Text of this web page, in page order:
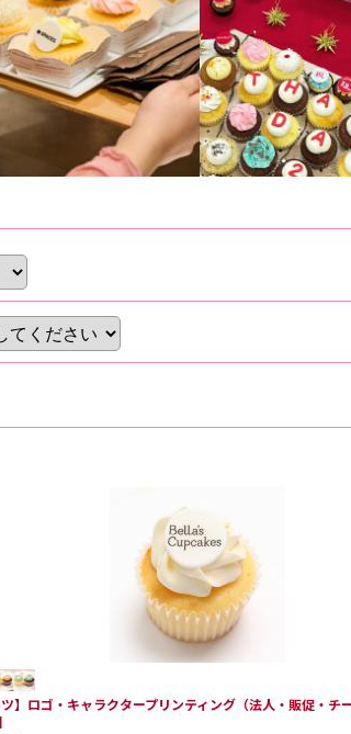
ツ】ロゴ・キャラクタープリンティング（法人・販促・チ